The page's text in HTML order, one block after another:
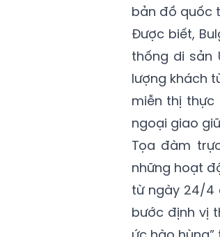
bản đồ quốc
Được biết,
thống di sản
lượng khách
miễn thị
ngoại giao
Tọa đàm
những hoạt
từ ngày 24/4
bước định vị